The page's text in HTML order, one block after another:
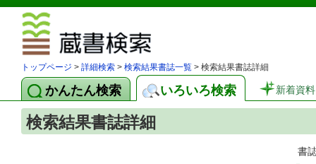
トップページ > 詳細検索 > 検索結果書誌一覧 > 検索結果書誌詳細
かんたん検索 いろいろ検索 新着資料
検索結果書誌詳細
書